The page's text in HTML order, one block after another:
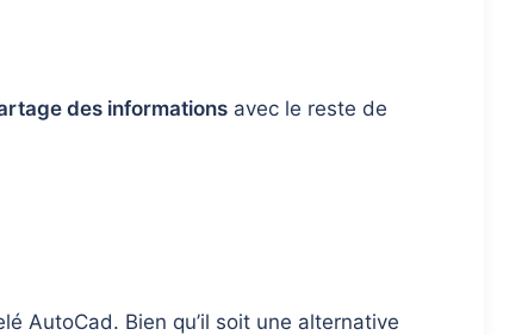
des informations avec le reste de
AutoCad. Bien qu’il soit une alternative